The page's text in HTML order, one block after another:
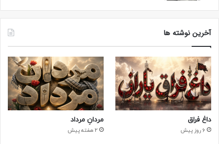
آخرین نوشته ها
داغ فراق
6 روز پیش
مردانِ مرداد
2 هفته پیش